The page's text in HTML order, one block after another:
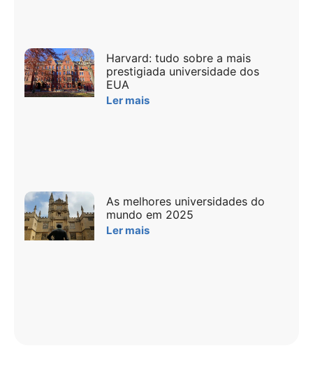
Harvard: tudo sobre a mais
prestigiada universidade dos
EUA
Ler mais
As melhores universidades do
mundo em 2025
Ler mais